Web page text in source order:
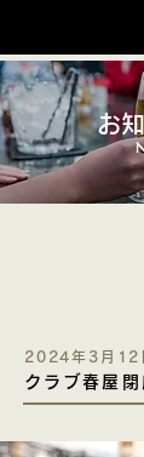
お
2024年3月12
クラブ春屋